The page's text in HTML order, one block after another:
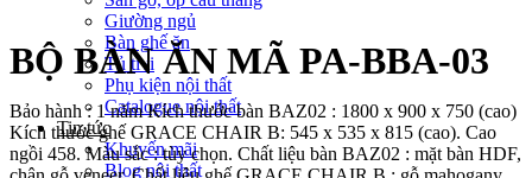
Giường ngủ
Bàn ghế ăn
Tủ tivi
Phụ kiện nội thất
Catalogue nội thất
Tin tức
Khuyến mãi
Blog nội thất
BỘ BÀN ĂN MÃ PA-BBA-03
Bảo hành : 1 năm Kích thước bàn BAZ02 : 1800 x 900 x 750 (cao)
Kích thước ghế GRACE CHAIR B: 545 x 535 x 815 (cao). Cao
ngồi 458. Màu sắc : tùy chọn. Chất liệu bàn BAZ02 : mặt bàn HDF,